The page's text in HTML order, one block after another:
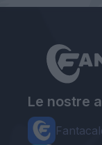
Le nostre